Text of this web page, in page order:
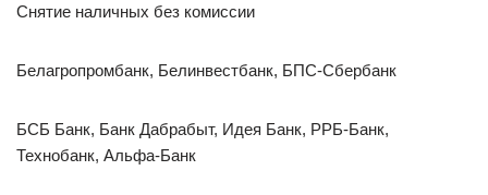
Снятие наличных без комиссии
Белагропромбанк, Белинвестбанк, БПС-Сбербанк
БСБ Банк, Банк Дабрабыт, Идея Банк, РРБ-Банк,
Технобанк, Альфа-Банк